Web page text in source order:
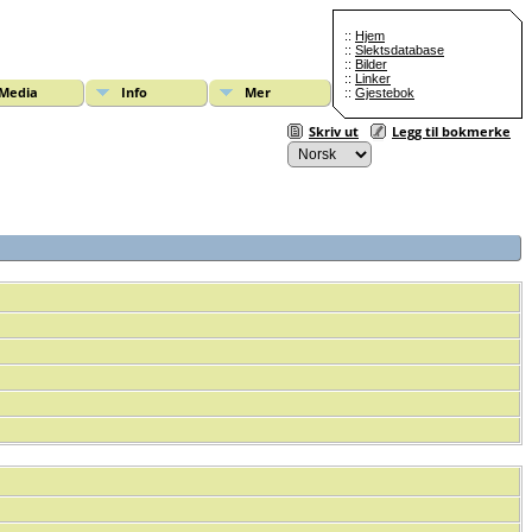
:: Hjem
:: Slektsdatabase
:: Bilder
:: Linker
:: Gjestebok
Media Info Mer
Skriv ut Legg til bokmerke